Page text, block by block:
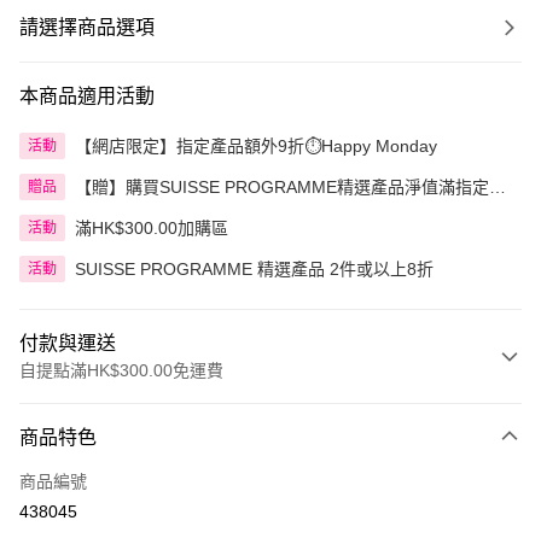
請選擇商品選項
本商品適用活動
活動 【網店限定】指定產品額外9折⏱️Happy Monday
贈品
【贈】購買SUISSE PROGRAMME精選產品淨值滿指定金
活動 滿HK$300.00加購區
活動 SUISSE PROGRAMME 精選產品 2件或以上8折
付款與運送
自提點滿HK$300.00免運費
信用卡
Apple Pay
商品特色
商品編號
438045